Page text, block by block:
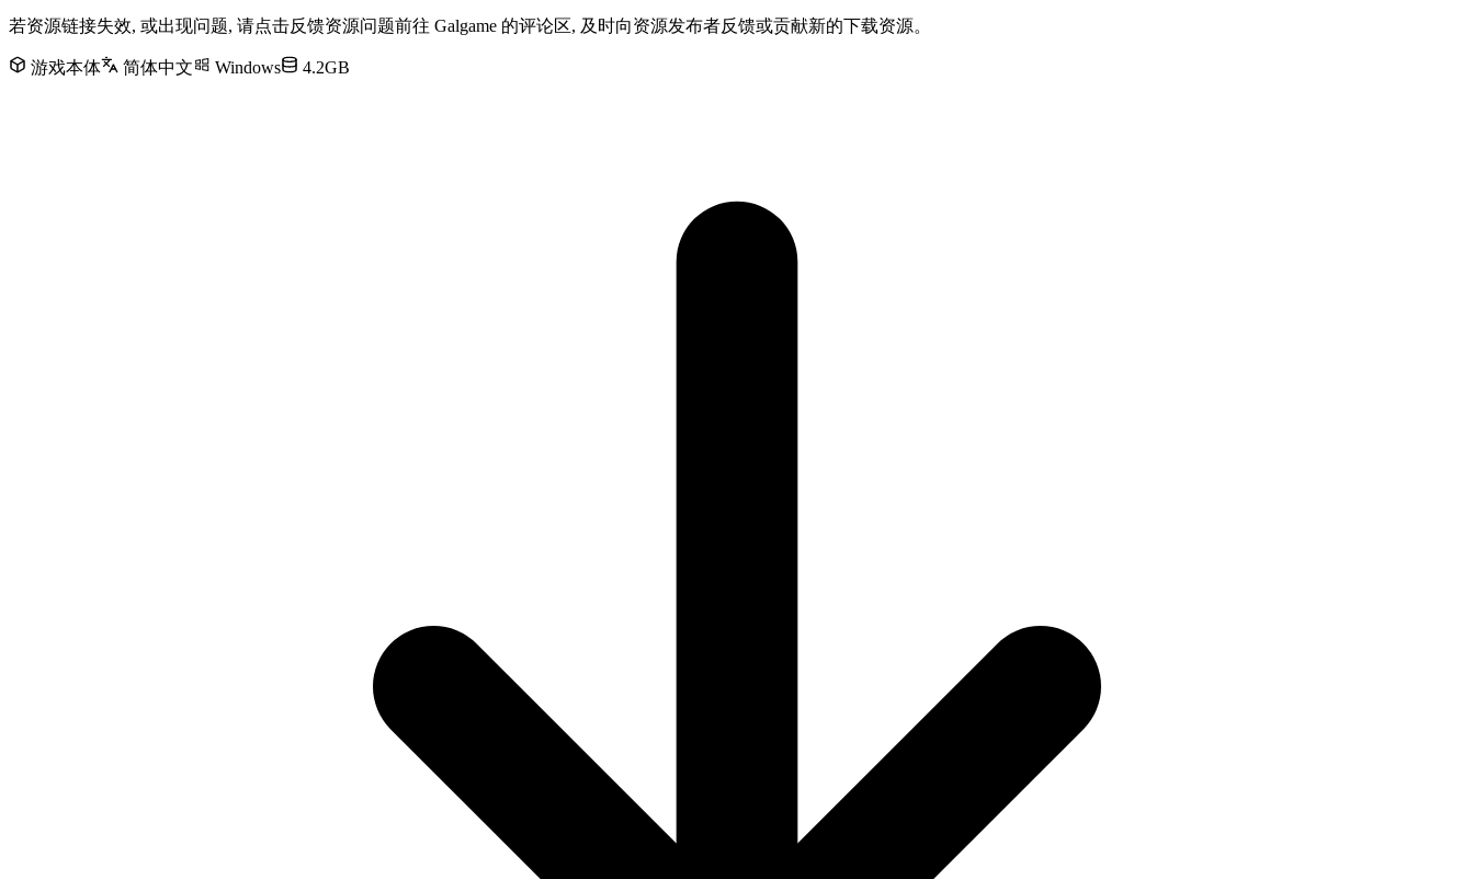
若资源链接失效, 或出现问题, 请点击反馈资源问题前往 Galgame 的评论区, 及时向资源发布者反馈或贡献新的下载资源。
游戏本体 简体中文 Windows 4.2GB